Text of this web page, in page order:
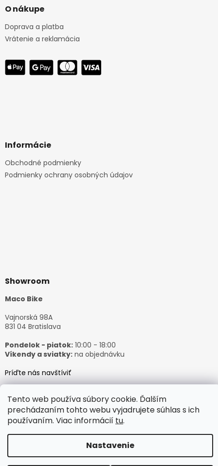
Tento web používa súbory cookie. Ďalším
prechádzaním tohto webu vyjadrujete súhlas s ich
používaním. Viac informácií tu.
Nastavenie
O nákupe
Doprava a platba
Vrátenie a reklamácia
Informácie
Obchodné podmienky
Podmienky ochrany osobných údajov
Showroom
Maco Bike
Vajnorská 98A
831 04 Bratislava
Pondelok - piatok: 10:00 - 18:00
Víkendy a sviatky: na objednávku
Príďte nás navštíviť
Vytvoril Shoptet
Copyright 2026𝙈𝙖𝙘𝙤𝘽𝙞𝙠𝙚. Všetky práva vyhradené.